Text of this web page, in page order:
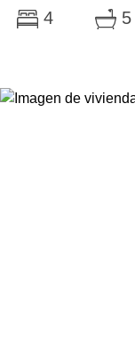
4 5